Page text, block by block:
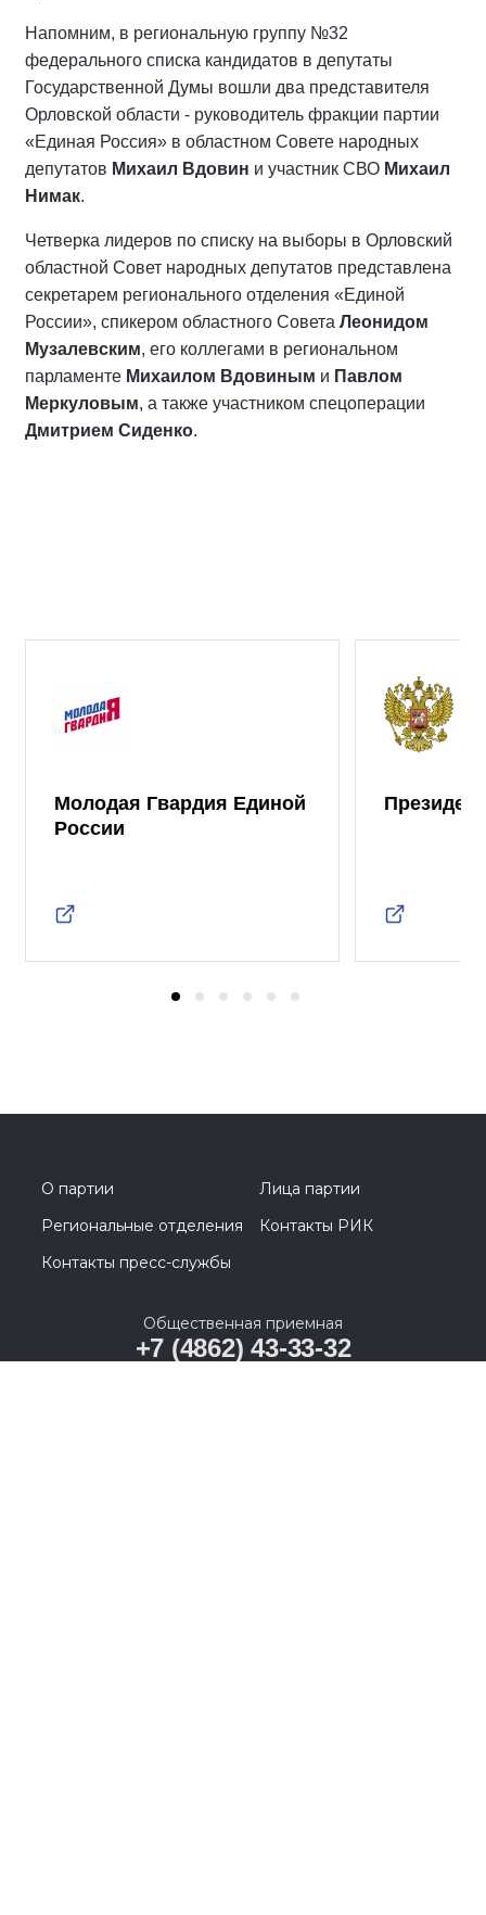
Напомним, в региональную группу №32
федерального списка кандидатов в депутаты
Государственной Думы вошли два представителя
Орловской области - руководитель фракции партии
«Единая Россия» в областном Совете народных
депутатов Михаил Вдовин и участник СВО Михаил
Нимак.
Четверка лидеров по списку на выборы в Орловский
областной Совет народных депутатов представлена
секретарем регионального отделения «Единой
России», спикером областного Совета Леонидом
Музалевским, его коллегами в региональном
парламенте Михаилом Вдовиным и Павлом
Меркуловым, а также участником спецоперации
Дмитрием Сиденко.
Молодая Гвардия Единой
России
О партии
Лица партии
Региональные отделения
Контакты РИК
Контакты пресс-службы
Общественная приемная
+7 (4862) 43-33-32